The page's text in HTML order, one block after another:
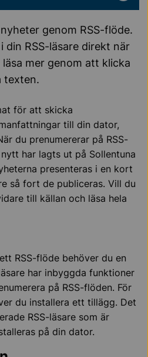
genom RSS-flöde.
din RSS-läsare direkt när
mer genom att klicka
texten.
för att skicka
till din dator,
du prenumererar på RSS-
har lagts ut på Sollentuna
presenteras i en kort
så fort de publiceras. Vill du
till källan och läsa hela
RSS-flöde behöver du en
har inbyggda funktioner
på RSS-flöden. För
du installera ett tillägg. Det
RSS-läsare som är
på din dator.